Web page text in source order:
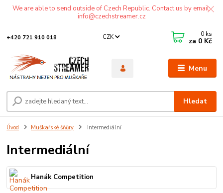
We are able to send outside of Czech Republic. Contact us by email:
info@czechstreamer.cz
Menu
CZK
Hledat
+420 721 910 018 0 ks
za 0 Kč
Úvod Muškařské šňůry Intermediální
Intermediální
Hanák Competition